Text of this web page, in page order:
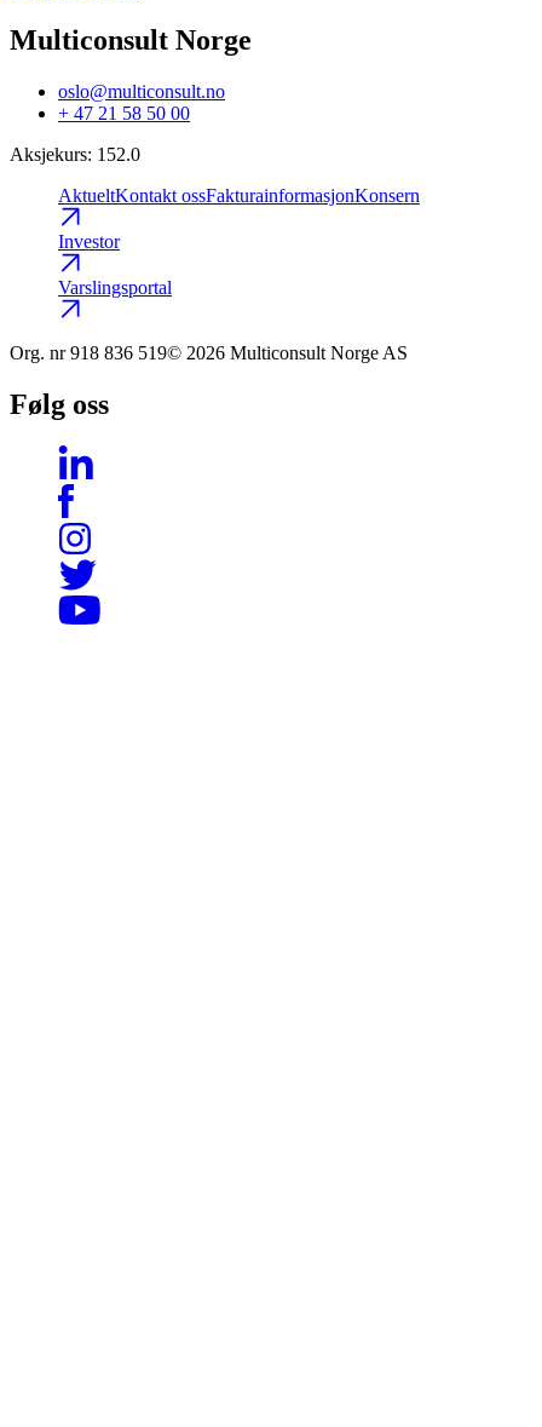
Multiconsult Norge
oslo@multiconsult.no
+ 47 21 58 50 00
Aksjekurs: 152.0
AktueltKontakt ossFakturainformasjonKonsern
Investor
Varslingsportal
Org. nr 918 836 519© 2026 Multiconsult Norge AS
Følg oss